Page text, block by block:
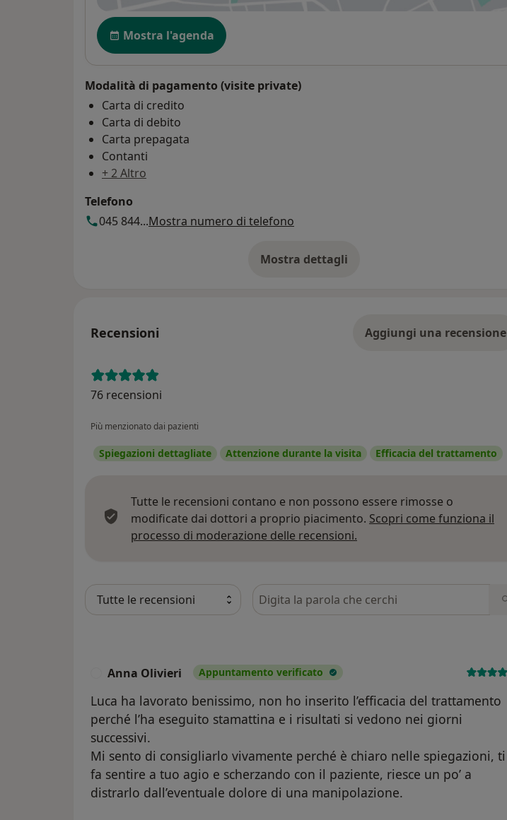
Disponibilità
Mostra l'agenda
Modalità di pagamento (visite private)
Carta di credito
Carta di debito
Carta prepagata
Contanti
+ 2 Altro
Telefono
045 844...Mostra numero di telefono
Mostra dettagli
sull'indirizzo
Recensioni Aggiungi una recensione
76 recensioni
Più menzionato dai pazienti
Spiegazioni dettagliate Attenzione durante la visita Efficacia del trattamento
Tutte le recensioni contano e non possono essere rimosse o
modificate dai dottori a proprio piacimento. Scopri come funziona il
processo di moderazione delle recensioni.
Cerca nelle recensioni
Anna Olivieri Appuntamento verificato
Luca ha lavorato benissimo, non ho inserito l’efficacia del trattamento
perché l’ha eseguito stamattina e i risultati si vedono nei giorni
successivi.
Mi sento di consigliarlo vivamente perché è chiaro nelle spiegazioni, ti
fa sentire a tuo agio e scherzando con il paziente, riesce un po’ a
distrarlo dall’eventuale dolore di una manipolazione.